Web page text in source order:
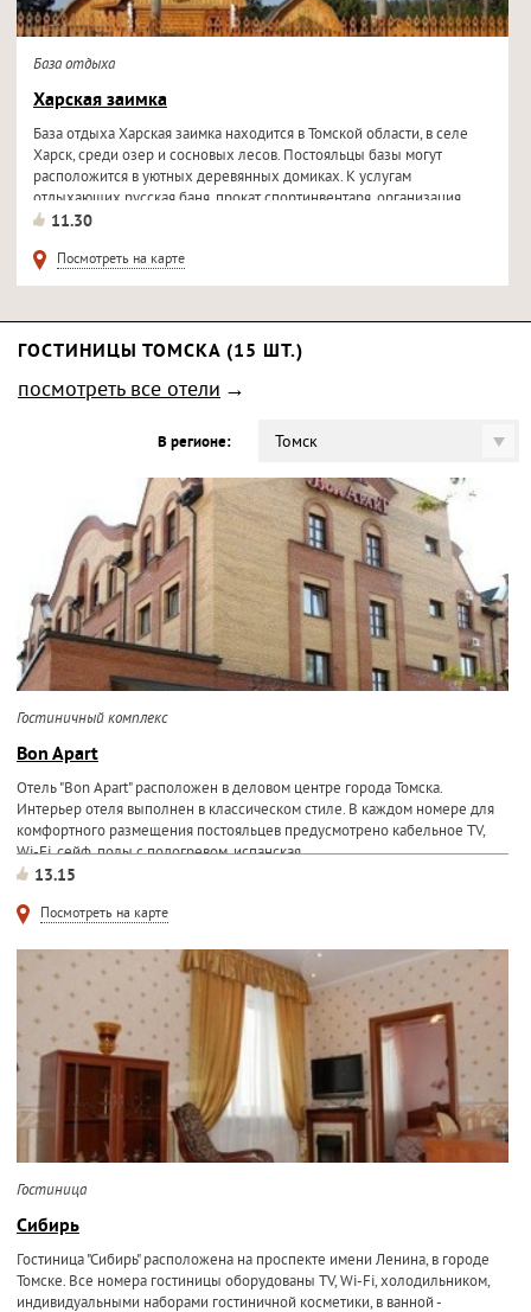
База отдыха
Харская заимка
База отдыха Харская заимка находится в Томской области, в селе
Харск, среди озер и сосновых лесов. Постояльцы базы могут
расположится в уютных деревянных домиках. К услугам
отдыхающих русская баня, прокат спортинвентаря, организация
охоты и рыбалки.
11.30
Посмотреть на карте
ГОСТИНИЦЫ ТОМСКА (15 ШТ.)
посмотреть все отели
В регионе: Томск
Гостиничный комплекс
Bon Apart
Отель "Bon Apart" расположен в деловом центре города Томска.
Интерьер отеля выполнен в классическом стиле. В каждом номере для
комфортного размещения постояльцев предусмотрено кабельное TV,
Wi-Fi, сейф, полы с подогревом, испанская...
13.15
Посмотреть на карте
Гостиница
Сибирь
Гостиница "Сибирь" расположена на проспекте имени Ленина, в городе
Томске. Все номера гостиницы оборудованы TV, Wi-Fi, холодильником,
индивидуальными наборами гостиничной косметики, в ванной -